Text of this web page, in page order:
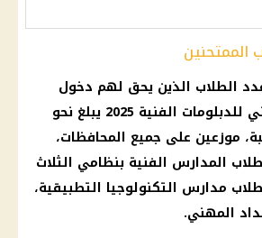
الممتحنين
الطلاب الذين يحق لهم دخول
امتحانات الدور الثاني للدبلومات الفنية 2025 يبلغ نحو
وطالبة، موزعين على جميع المحافظات،
المدارس الفنية بنظامي الثلاث
مدارس التكنولوجيا التطبيقية،
المهني.